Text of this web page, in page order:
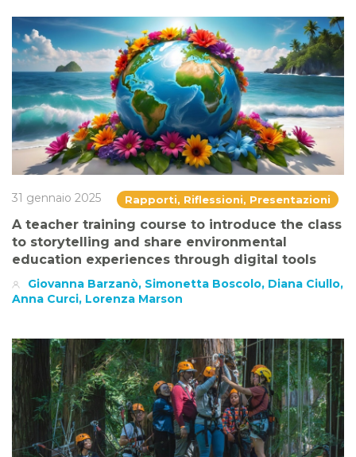
31 gennaio 2025 Rapporti, Riflessioni, Presentazioni
A teacher training course to introduce the class
to storytelling and share environmental
education experiences through digital tools
Giovanna Barzanò, Simonetta Boscolo, Diana Ciullo,
Anna Curci, Lorenza Marson